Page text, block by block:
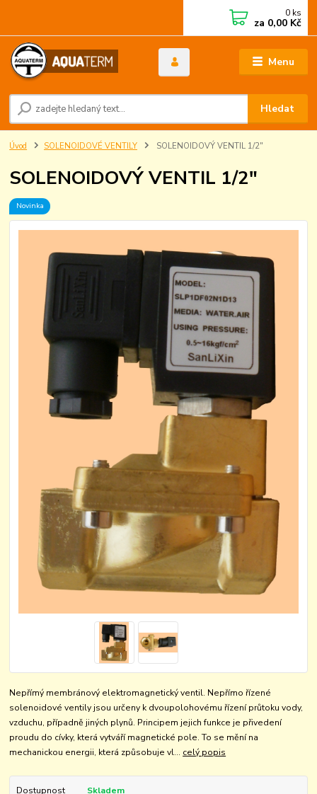
Menu
Hledat
0 ks
za 0,00 Kč
Úvod SOLENOIDOVÉ VENTILY SOLENOIDOVÝ VENTIL 1/2"
SOLENOIDOVÝ VENTIL 1/2"
Novinka
Nepřímý membránový elektromagnetický ventil. Nepřímo řízené
solenoidové ventily jsou určeny k dvoupolohovému řízení průtoku vody,
vzduchu, případně jiných plynů. Principem jejich funkce je přivedení
proudu do cívky, která vytváří magnetické pole. To se mění na
mechanickou energii, která způsobuje vl... celý popis
Dostupnost
Skladem